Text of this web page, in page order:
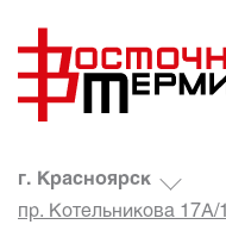
г. Красноярск
пр. Котельникова 17А/1